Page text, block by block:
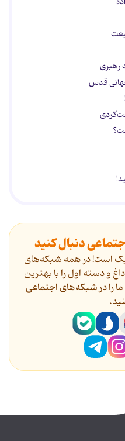
رهبری
قدس
دنبال کنید
است! در همه شبکه‌های
و دسته اول را با بهترین
را در شبکه‌های اجتماعی